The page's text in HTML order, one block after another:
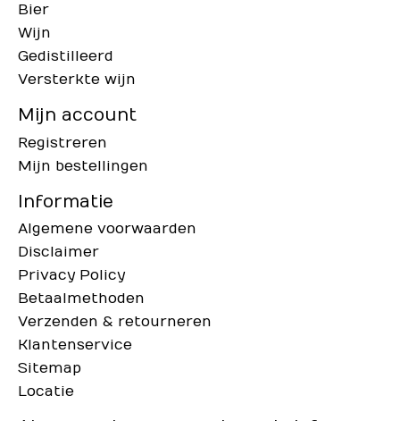
Bier
Wijn
Gedistilleerd
Versterkte wijn
Mijn account
Registreren
Mijn bestellingen
Informatie
Algemene voorwaarden
Disclaimer
Privacy Policy
Betaalmethoden
Verzenden & retourneren
Klantenservice
Sitemap
Locatie